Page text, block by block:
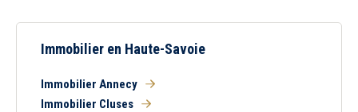
Immobilier en Haute-Savoie
Immobilier Annecy
Immobilier Cluses